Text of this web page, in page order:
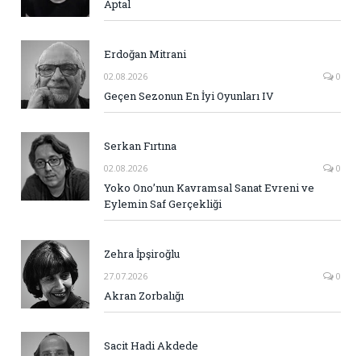
Aptal
Erdoğan Mitrani
02.08.2026 0
Geçen Sezonun En İyi Oyunları IV
Serkan Fırtına
02.08.2026 0
Yoko Ono’nun Kavramsal Sanat Evreni ve
Eylemin Saf Gerçekliği
Zehra İpşiroğlu
27.07.2026 0
Akran Zorbalığı
Sacit Hadi Akdede